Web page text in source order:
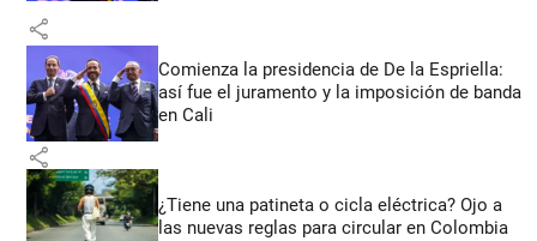
share
Comienza la presidencia de De la Espriella:
así fue el juramento y la imposición de banda
en Cali
share
¿Tiene una patineta o cicla eléctrica? Ojo a
las nuevas reglas para circular en Colombia